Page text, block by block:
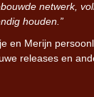
netwerk,
houden.”
en Merijn
releases en